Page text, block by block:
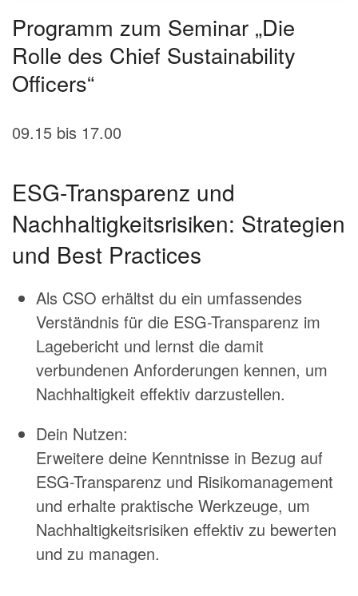
Programm zum Seminar „Die
Rolle des Chief Sustainability
Officers“
09.15 bis 17.00
ESG-Transparenz und
Nachhaltigkeitsrisiken: Strategien
und Best Practices
Als CSO erhältst du ein umfassendes
Verständnis für die ESG-Transparenz im
Lagebericht und lernst die damit
verbundenen Anforderungen kennen, um
Nachhaltigkeit effektiv darzustellen.
Dein Nutzen:
Erweitere deine Kenntnisse in Bezug auf
ESG-Transparenz und Risikomanagement
und erhalte praktische Werkzeuge, um
Nachhaltigkeitsrisiken effektiv zu bewerten
und zu managen.